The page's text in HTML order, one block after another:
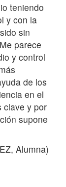
teniendo
y con la
sin
parece
y control
de los
en el
clave y por
supone
Alumna)